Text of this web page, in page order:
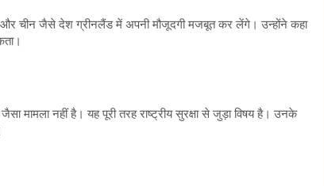
और चीन जैसे देश ग्रीनलैंड में अपनी मौजूदगी मजबूत कर लेंगे। उन्होंने कहा
मामला नहीं है। यह पूरी तरह राष्ट्रीय सुरक्षा से जुड़ा विषय है। उनके